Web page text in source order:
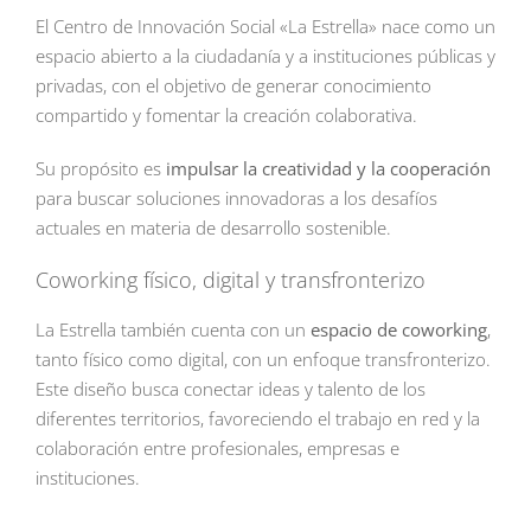
El Centro de Innovación Social «La Estrella» nace como un
espacio abierto a la ciudadanía y a instituciones públicas y
privadas, con el objetivo de generar conocimiento
compartido y fomentar la creación colaborativa.
Su propósito es impulsar la creatividad y la cooperación
para buscar soluciones innovadoras a los desafíos
actuales en materia de desarrollo sostenible.
Coworking físico, digital y transfronterizo
La Estrella también cuenta con un espacio de coworking,
tanto físico como digital, con un enfoque transfronterizo.
Este diseño busca conectar ideas y talento de los
diferentes territorios, favoreciendo el trabajo en red y la
colaboración entre profesionales, empresas e
instituciones.